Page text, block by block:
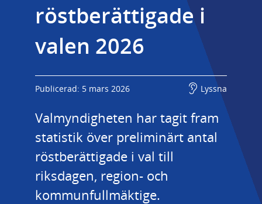
röstberättigade i
valen 2026
Publicerad: 5 mars 2026 Lyssna
Valmyndigheten har tagit fram
statistik över preliminärt antal
röstberättigade i val till
riksdagen, region- och
kommunfullmäktige.